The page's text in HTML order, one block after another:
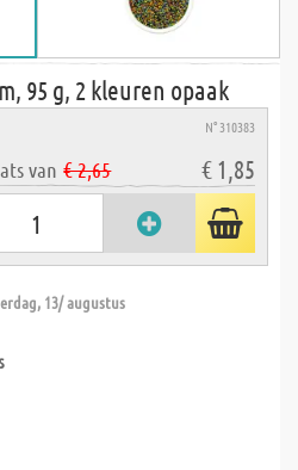
95 g, 2 kleuren opaak
N° 310383
van € 2,65 € 1,85
13/ augustus